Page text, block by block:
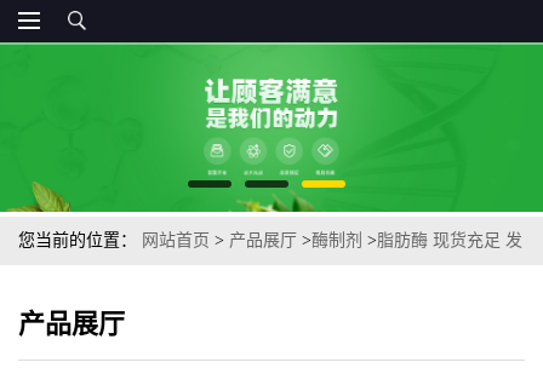
您当前的位置： 网站首页 > 产品展厅 >酶制剂 >脂肪酶 现货充足 发
产品展厅